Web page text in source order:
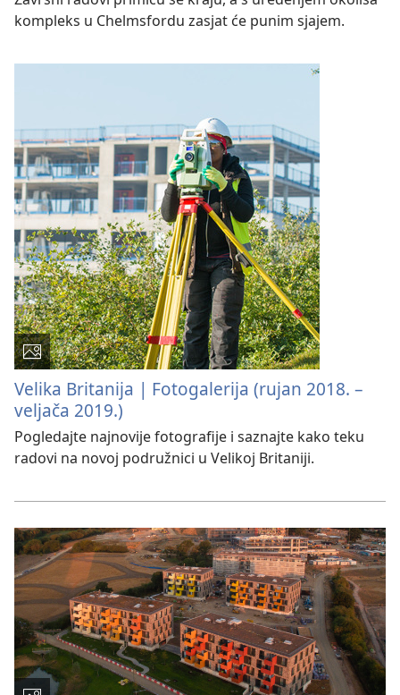
kompleks u Chelmsfordu zasjat će punim sjajem.
Velika Britanija | Fotogalerija (rujan 2018. –
veljača 2019.)
Pogledajte najnovije fotografije i saznajte kako teku
radovi na novoj podružnici u Velikoj Britaniji.